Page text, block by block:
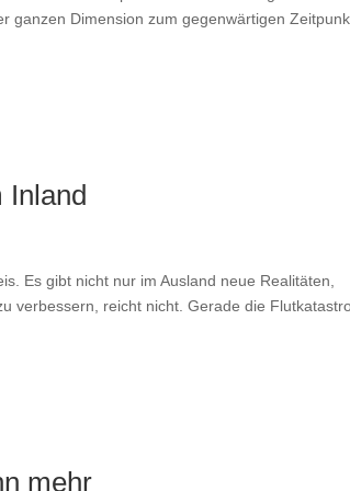
ganzen Dimension zum gegenwärtigen
Inland
Es gibt nicht nur im Ausland neue Realitäten,
verbessern, reicht nicht. Gerade die
mehr